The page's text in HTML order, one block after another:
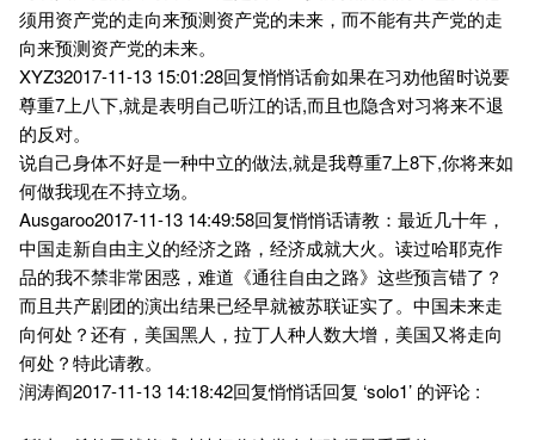
须用资产党的走向来预测资产党的未来，而不能有共产党的走
向来预测资产党的未来。
XYZ32017-11-13 15:01:28回复悄悄话俞如果在习劝他留时说要
尊重7上八下,就是表明自己听江的话,而且也隐含对习将来不退
的反对。
说自己身体不好是一种中立的做法,就是我尊重7上8下,你将来如
何做我现在不持立场。
Ausgaroo2017-11-13 14:49:58回复悄悄话请教：最近几十年，
中国走新自由主义的经济之路，经济成就大火。读过哈耶克作
品的我不禁非常困惑，难道《通往自由之路》这些预言错了？
而且共产剧团的演出结果已经早就被苏联证实了。中国未来走
向何处？还有，美国黑人，拉丁人种人数大增，美国又将走向
何处？特此请教。
润涛阎2017-11-13 14:18:42回复悄悄话回复 ‘solo1’ 的评论 :